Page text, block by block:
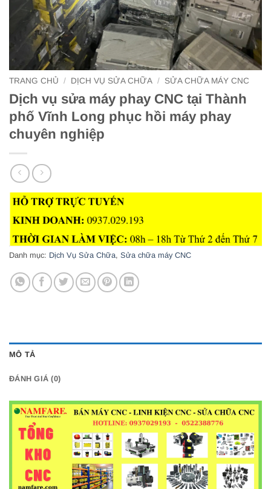
TRANG CHỦ / DỊCH VỤ SỬA CHỮA / SỬA CHỮA MÁY CNC
Dịch vụ sửa máy phay CNC tại Thành
phố Vĩnh Long phục hồi máy phay
chuyên nghiệp
Danh mục: Dịch Vụ Sửa Chữa, Sửa chữa máy CNC
MÔ TẢ
ĐÁNH GIÁ (0)